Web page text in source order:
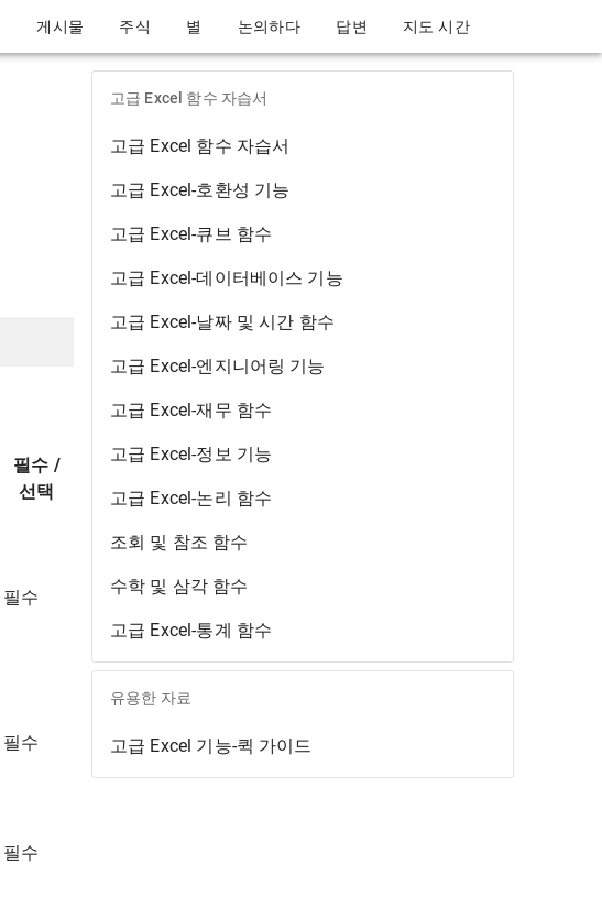
게시물 주식 별 논의하다 답변 지도 시간
필수 /
선택
필수
필수
필수
고급 Excel 함수 자습서
고급 Excel 함수 자습서
고급 Excel-호환성 기능
고급 Excel-큐브 함수
고급 Excel-데이터베이스 기능
고급 Excel-날짜 및 시간 함수
고급 Excel-엔지니어링 기능
고급 Excel-재무 함수
고급 Excel-정보 기능
고급 Excel-논리 함수
조회 및 참조 함수
수학 및 삼각 함수
고급 Excel-통계 함수
유용한 자료
고급 Excel 기능-퀵 가이드